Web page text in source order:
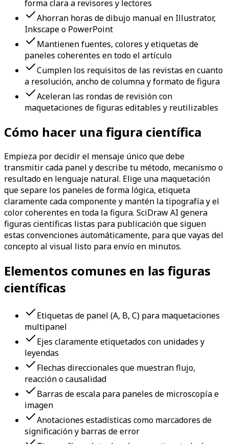
forma clara a revisores y lectores
Ahorran horas de dibujo manual en Illustrator,
Inkscape o PowerPoint
Mantienen fuentes, colores y etiquetas de
paneles coherentes en todo el artículo
Cumplen los requisitos de las revistas en cuanto
a resolución, ancho de columna y formato de figura
Aceleran las rondas de revisión con
maquetaciones de figuras editables y reutilizables
Cómo hacer una figura científica
Empieza por decidir el mensaje único que debe
transmitir cada panel y describe tu método, mecanismo o
resultado en lenguaje natural. Elige una maquetación
que separe los paneles de forma lógica, etiqueta
claramente cada componente y mantén la tipografía y el
color coherentes en toda la figura. SciDraw AI genera
figuras científicas listas para publicación que siguen
estas convenciones automáticamente, para que vayas del
concepto al visual listo para envío en minutos.
Elementos comunes en las figuras
científicas
Etiquetas de panel (A, B, C) para maquetaciones
multipanel
Ejes claramente etiquetados con unidades y
leyendas
Flechas direccionales que muestran flujo,
reacción o causalidad
Barras de escala para paneles de microscopía e
imagen
Anotaciones estadísticas como marcadores de
significación y barras de error